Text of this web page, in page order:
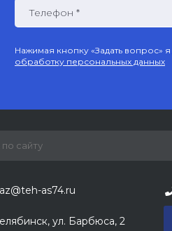
Телефон *
Нажимая кнопку «Задать вопрос»
обработку персональных данных
as74.ru
ул. Барбюса, 2